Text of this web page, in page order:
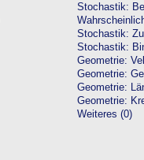
Stochastik:
Stochastik:
Stochastik:
Geometrie:
Geometrie:
Geometrie:
Geometrie:
Weiteres (0)